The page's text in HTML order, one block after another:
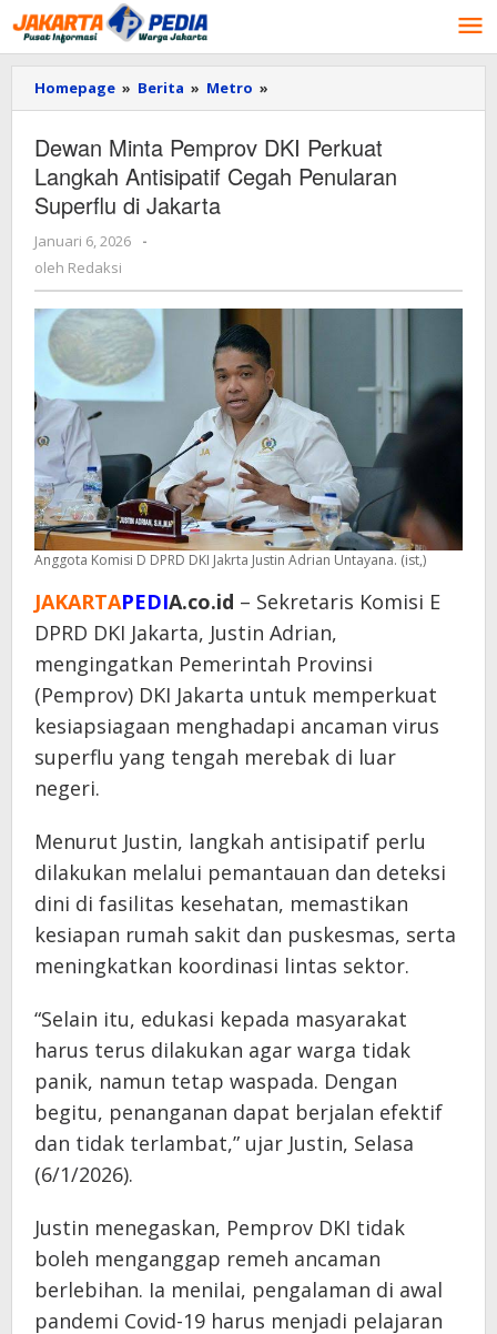
Lewati
ke
konten
Homepage » Berita » Metro »
Minta
DKI
Perkuat
di
Dewan Minta Pemprov DKI Perkuat
Langkah Antisipatif Cegah Penularan
Superflu di Jakarta
Januari 6, 2026
oleh
-
oleh Redaksi
Anggota Komisi D DPRD DKI Jakrta Justin Adrian Untayana. (ist,)
JAKARTAPEDIA.co.id – Sekretaris Komisi E
DPRD DKI Jakarta, Justin Adrian,
mengingatkan Pemerintah Provinsi
(Pemprov) DKI Jakarta untuk memperkuat
kesiapsiagaan menghadapi ancaman virus
superflu yang tengah merebak di luar
negeri.
Menurut Justin, langkah antisipatif perlu
dilakukan melalui pemantauan dan deteksi
dini di fasilitas kesehatan, memastikan
kesiapan rumah sakit dan puskesmas, serta
meningkatkan koordinasi lintas sektor.
“Selain itu, edukasi kepada masyarakat
harus terus dilakukan agar warga tidak
panik, namun tetap waspada. Dengan
begitu, penanganan dapat berjalan efektif
dan tidak terlambat,” ujar Justin, Selasa
(6/1/2026).
Justin menegaskan, Pemprov DKI tidak
boleh menganggap remeh ancaman
berlebihan. Ia menilai, pengalaman di awal
pandemi Covid-19 harus menjadi pelajaran